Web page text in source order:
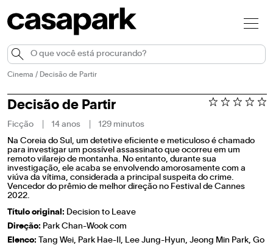
Cinema / Decisão de Partir
Decisão de Partir
Ficção 14 anos 129 minutos
Na Coreia do Sul, um detetive eficiente e meticuloso é chamado
para investigar um possível assassinato que ocorreu em um
remoto vilarejo de montanha. No entanto, durante sua
investigação, ele acaba se envolvendo amorosamente com a
viúva da vítima, considerada a principal suspeita do crime.
Vencedor do prêmio de melhor direção no Festival de Cannes
2022.
Título original: Decision to Leave
Direção: Park Chan-Wook com
Elenco:
Tang Wei, Park Hae-Il, Lee Jung-Hyun, Jeong Min Park, Go